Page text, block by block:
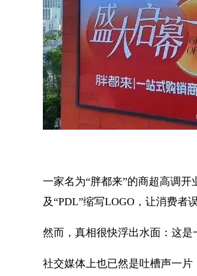
一家名为“胖都来”的商超高调
及“PDL”缩写LOGO，让消费者
然而，真相很快浮出水面：这是
社交媒体上也已然是吐槽声一